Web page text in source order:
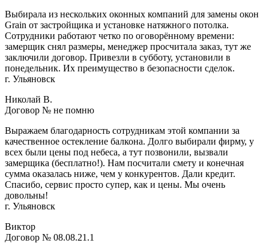
Выбирала из нескольких оконных компаний для замены окон
Grain от застройщика и установке натяжного потолка.
Сотрудники работают четко по оговорённому времени:
замерщик снял размеры, менеджер просчитала заказ, тут же
заключили договор. Привезли в субботу, установили в
понедельник. Их преимущество в безопасности сделок.
г. Ульяновск
Николай В.
Договор № не помню
Выражаем благодарность сотрудникам этой компании за
качественное остекление балкона. Долго выбирали фирму, у
всех были цены под небеса, а тут позвонили, вызвали
замерщика (бесплатно!). Нам посчитали смету и конечная
сумма оказалась ниже, чем у конкурентов. Дали кредит.
Спасибо, сервис просто супер, как и цены. Мы очень
довольны!
г. Ульяновск
Виктор
Договор № 08.08.21.1